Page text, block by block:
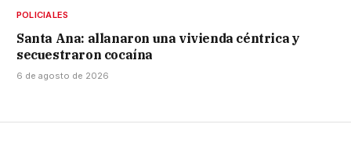
POLICIALES
Santa Ana: allanaron una vivienda céntrica y
secuestraron cocaína
6 de agosto de 2026